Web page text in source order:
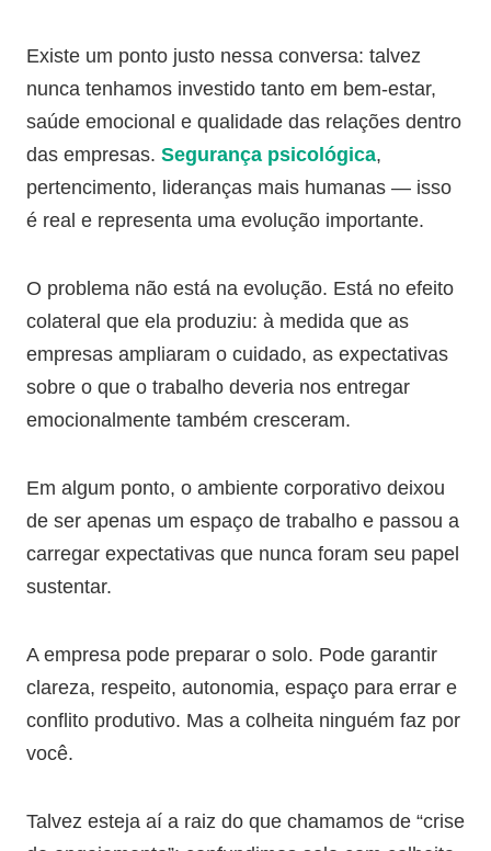
Existe um ponto justo nessa conversa: talvez
nunca tenhamos investido tanto em bem-estar,
saúde emocional e qualidade das relações dentro
das empresas. Segurança psicológica,
pertencimento, lideranças mais humanas — isso
é real e representa uma evolução importante.
O problema não está na evolução. Está no efeito
colateral que ela produziu: à medida que as
empresas ampliaram o cuidado, as expectativas
sobre o que o trabalho deveria nos entregar
emocionalmente também cresceram.
Em algum ponto, o ambiente corporativo deixou
de ser apenas um espaço de trabalho e passou a
carregar expectativas que nunca foram seu papel
sustentar.
A empresa pode preparar o solo. Pode garantir
clareza, respeito, autonomia, espaço para errar e
conflito produtivo. Mas a colheita ninguém faz por
você.
Talvez esteja aí a raiz do que chamamos de “crise